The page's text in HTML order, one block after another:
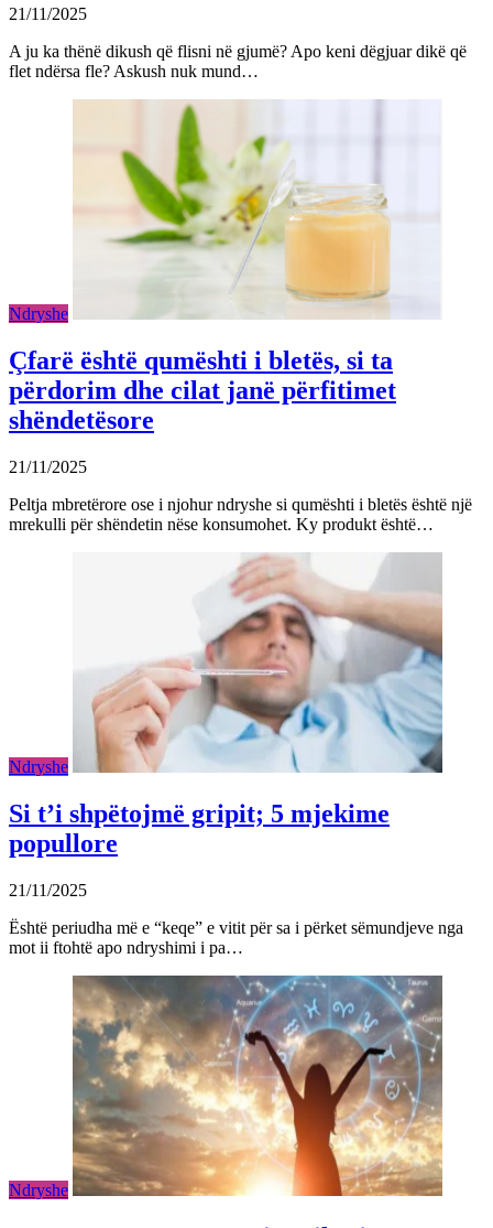
21/11/2025
A ju ka thënë dikush që flisni në gjumë? Apo keni dëgjuar dikë që
flet ndërsa fle? Askush nuk mund…
Ndryshe
Çfarë është qumështi i bletës, si ta
përdorim dhe cilat janë përfitimet
shëndetësore
21/11/2025
Peltja mbretërore ose i njohur ndryshe si qumështi i bletës është një
mrekulli për shëndetin nëse konsumohet. Ky produkt është…
Ndryshe
Si t’i shpëtojmë gripit; 5 mjekime
popullore
21/11/2025
Është periudha më e “keqe” e vitit për sa i përket sëmundjeve nga
mot ii ftohtë apo ndryshimi i pa…
Ndryshe